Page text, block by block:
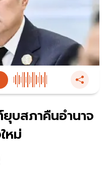
บสภาคืนอำนาจ
หม่